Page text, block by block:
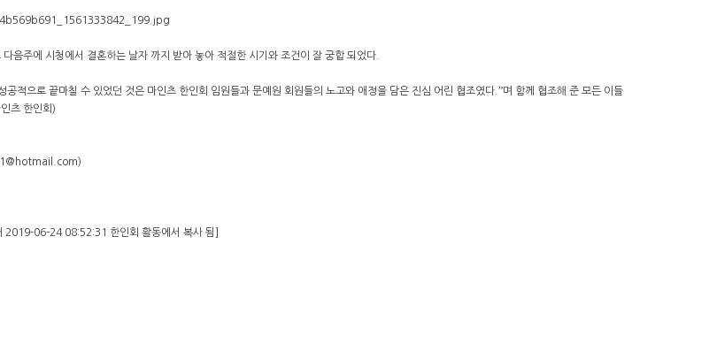
음주에 시청에서 결혼하는 날자 까지 받아 놓아 적절한 시기와 조건이 잘 궁합 되었다.
공적으로 끝마칠 수 있었던 것은 마인츠 한인회 임원들과 문예원 회원들의 노고와 애정을 담은 진심 어린 협조였다.ˮ며 함께 협조해 준 모든 이들
츠 한인회)
2019-06-24 08:52:31 한인회 활동에서 복사 됨]